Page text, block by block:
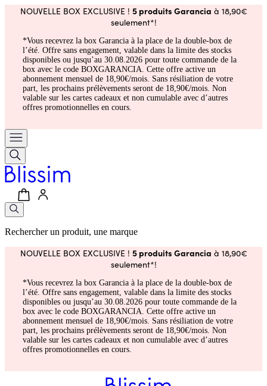
NOUVELLE BOX EXCLUSIVE ! 5 produits Garancia à 18,90€
seulement*!
*Vous recevrez la box Garancia à la place de la double-box de
l’été. Offre sans engagement, valable dans la limite des stocks
disponibles ou jusqu’au 30.08.2026 pour toute commande de la
box avec le code BOXGARANCIA. Cette offre active un
abonnement mensuel de 18,90€/mois. Sans résiliation de votre
part, les prochains prélèvements seront de 18,90€/mois. Non
valable sur les cartes cadeaux et non cumulable avec d’autres
offres promotionnelles en cours.
Rechercher un produit, une marque
NOUVELLE BOX EXCLUSIVE ! 5 produits Garancia à 18,90€
seulement*!
*Vous recevrez la box Garancia à la place de la double-box de
l’été. Offre sans engagement, valable dans la limite des stocks
disponibles ou jusqu’au 30.08.2026 pour toute commande de la
box avec le code BOXGARANCIA. Cette offre active un
abonnement mensuel de 18,90€/mois. Sans résiliation de votre
part, les prochains prélèvements seront de 18,90€/mois. Non
valable sur les cartes cadeaux et non cumulable avec d’autres
offres promotionnelles en cours.